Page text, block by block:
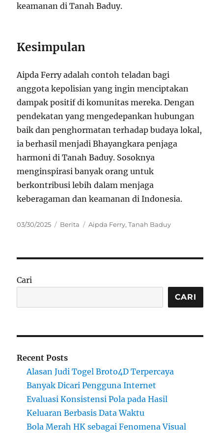
keamanan di Tanah Baduy.
Kesimpulan
Aipda Ferry adalah contoh teladan bagi
anggota kepolisian yang ingin menciptakan
dampak positif di komunitas mereka. Dengan
pendekatan yang mengedepankan hubungan
baik dan penghormatan terhadap budaya lokal,
ia berhasil menjadi Bhayangkara penjaga
harmoni di Tanah Baduy. Sosoknya
menginspirasi banyak orang untuk
berkontribusi lebih dalam menjaga
keberagaman dan keamanan di Indonesia.
Posted
03/30/2025 Categories
Berita Tags
Aipda Ferry,Tanah Baduy
Cari
CARI
Recent Posts
Alasan Judi Togel Broto4D Terpercaya
Banyak Dicari Pengguna Internet
Evaluasi Konsistensi Pola pada Hasil
Keluaran Berbasis Data Waktu
Bola Merah HK sebagai Fenomena Visual